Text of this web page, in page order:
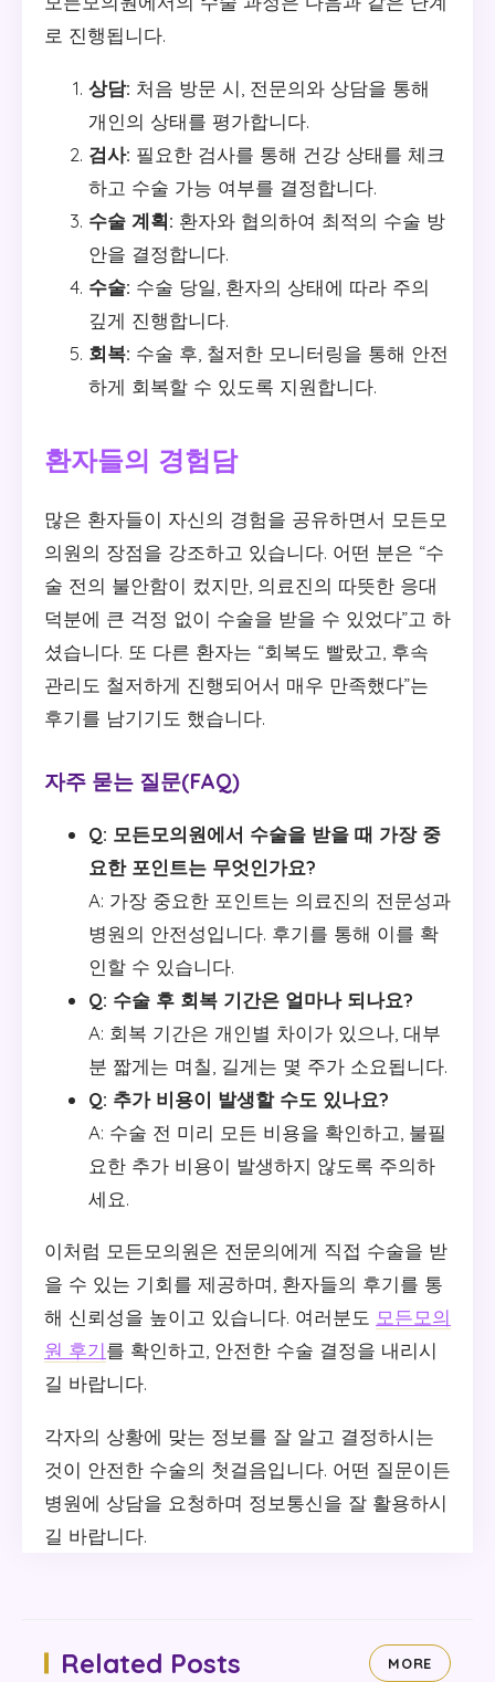
로 진행됩니다.
상담: 처음 방문 시, 전문의와 상담을 통해
개인의 상태를 평가합니다.
검사: 필요한 검사를 통해 건강 상태를 체크
하고 수술 가능 여부를 결정합니다.
수술 계획: 환자와 협의하여 최적의 수술 방
안을 결정합니다.
수술: 수술 당일, 환자의 상태에 따라 주의
깊게 진행합니다.
회복: 수술 후, 철저한 모니터링을 통해 안전
하게 회복할 수 있도록 지원합니다.
환자들의 경험담
많은 환자들이 자신의 경험을 공유하면서 모든모
의원의 장점을 강조하고 있습니다. 어떤 분은 “수
술 전의 불안함이 컸지만, 의료진의 따뜻한 응대
덕분에 큰 걱정 없이 수술을 받을 수 있었다”고 하
셨습니다. 또 다른 환자는 “회복도 빨랐고, 후속
관리도 철저하게 진행되어서 매우 만족했다”는
후기를 남기기도 했습니다.
자주 묻는 질문(FAQ)
Q: 모든모의원에서 수술을 받을 때 가장 중
요한 포인트는 무엇인가요?
A: 가장 중요한 포인트는 의료진의 전문성과
병원의 안전성입니다. 후기를 통해 이를 확
인할 수 있습니다.
Q: 수술 후 회복 기간은 얼마나 되나요?
A: 회복 기간은 개인별 차이가 있으나, 대부
분 짧게는 며칠, 길게는 몇 주가 소요됩니다.
Q: 추가 비용이 발생할 수도 있나요?
A: 수술 전 미리 모든 비용을 확인하고, 불필
요한 추가 비용이 발생하지 않도록 주의하
세요.
이처럼 모든모의원은 전문의에게 직접 수술을 받
을 수 있는 기회를 제공하며, 환자들의 후기를 통
해 신뢰성을 높이고 있습니다. 여러분도 모든모의
원 후기를 확인하고, 안전한 수술 결정을 내리시
길 바랍니다.
각자의 상황에 맞는 정보를 잘 알고 결정하시는
것이 안전한 수술의 첫걸음입니다. 어떤 질문이든
병원에 상담을 요청하며 정보통신을 잘 활용하시
길 바랍니다.
Related Posts MORE